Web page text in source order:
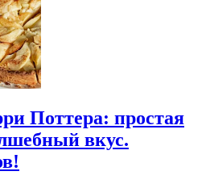
Поттера: простая
вкус.